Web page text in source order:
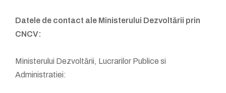
Datele de contact ale Ministerului Dezvoltării prin
CNCV:
Ministerului Dezvoltării, Lucrarilor Publice si
Administratiei: